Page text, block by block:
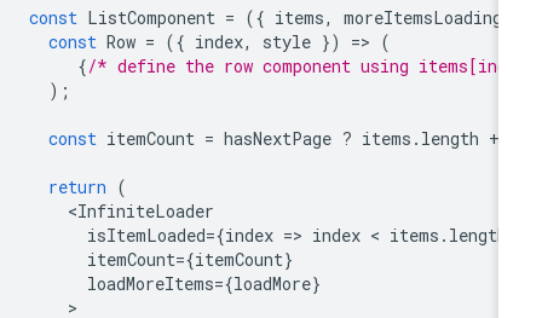
const ListComponent = ({ items, moreItemsLoading
const
Row = ({ index, style }) =
/* define the row component using
const itemCount = hasNextPage ? items.length
return
<InfiniteLoader
isItemLoaded={index => index < items.length
itemCount={itemCount
loadMoreItems={loadMore